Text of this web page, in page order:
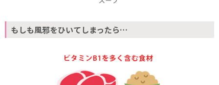
もしも風邪をひいてしまったら…